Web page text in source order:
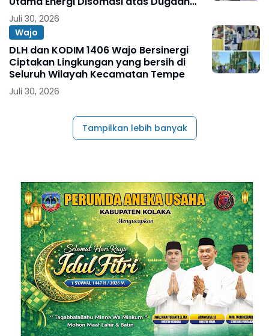
Wanprestasi Pembayaran Success Fee
Juli 30, 2026
Wajo
DLH dan KODIM 1406 Wajo Bersinergi
Ciptakan Lingkungan yang bersih di
Seluruh Wilayah Kecamatan Tempe
Juli 30, 2026
Tampilkan lebih banyak